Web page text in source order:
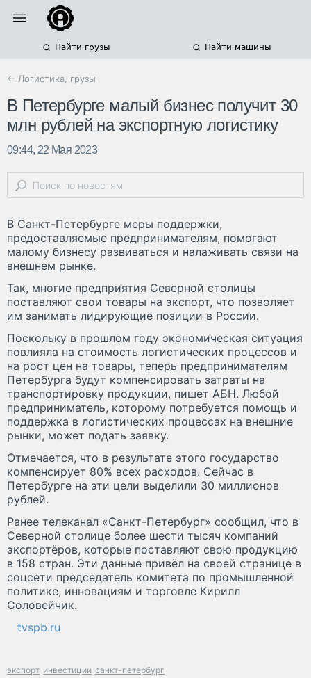
Найти грузы Найти машины
← Логистика, грузы
В Петербурге малый бизнес получит 30
млн рублей на экспортную логистику
09:44, 22 Мая 2023
В Санкт-Петербурге меры поддержки,
предоставляемые предпринимателям, помогают
малому бизнесу развиваться и налаживать связи на
внешнем рынке.
Так, многие предприятия Северной столицы
поставляют свои товары на экспорт, что позволяет
им занимать лидирующие позиции в России.
Поскольку в прошлом году экономическая ситуация
повлияла на стоимость логистических процессов и
на рост цен на товары, теперь предпринимателям
Петербурга будут компенсировать затраты на
транспортировку продукции, пишет АБН. Любой
предприниматель, которому потребуется помощь и
поддержка в логистических процессах на внешние
рынки, может подать заявку.
Отмечается, что в результате этого государство
компенсирует 80% всех расходов. Сейчас в
Петербурге на эти цели выделили 30 миллионов
рублей.
Ранее телеканал «Санкт-Петербург» сообщил, что в
Северной столице более шести тысяч компаний
экспортёров, которые поставляют свою продукцию
в 158 стран. Эти данные привёл на своей странице в
соцсети председатель комитета по промышленной
политике, инновациям и торговле Кирилл
Соловейчик.
tvspb.ru
экспорт инвестиции санкт-петербург